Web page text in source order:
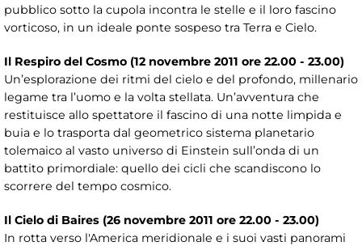
pubblico sotto la cupola incontra le stelle e il loro fascino
vorticoso, in un ideale ponte sospeso tra Terra e Cielo.
Il Respiro del Cosmo (12 novembre 2011 ore 22.00 - 23.00)
Un’esplorazione dei ritmi del cielo e del profondo, millenario
legame tra l’uomo e la volta stellata. Un’avventura che
restituisce allo spettatore il fascino di una notte limpida e
buia e lo trasporta dal geometrico sistema planetario
tolemaico al vasto universo di Einstein sull’onda di un
battito primordiale: quello dei cicli che scandiscono lo
scorrere del tempo cosmico.
Il Cielo di Baires (26 novembre 2011 ore 22.00 - 23.00)
In rotta verso l'America meridionale e i suoi vasti panorami